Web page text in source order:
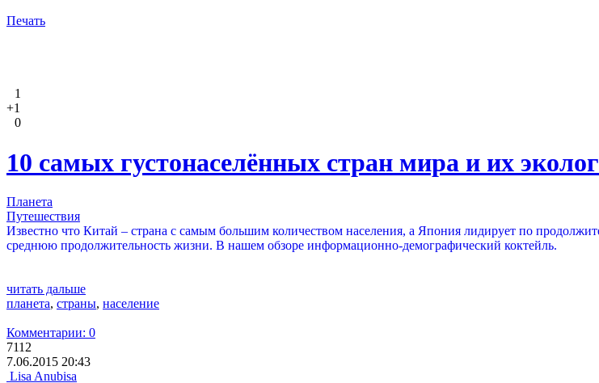
Печать
1
+1
0
10 самых густонаселённых стран мира и их
Планета
Путешествия
Известно что Китай – страна с самым большим количеством населения, а Япония лидирует по
среднюю продолжительность жизни. В нашем обзоре информационно-демографический коктейль.
читать дальше
планета, страны, население
Комментарии: 0
7112
7.06.2015 20:43
Lisa Anubisa